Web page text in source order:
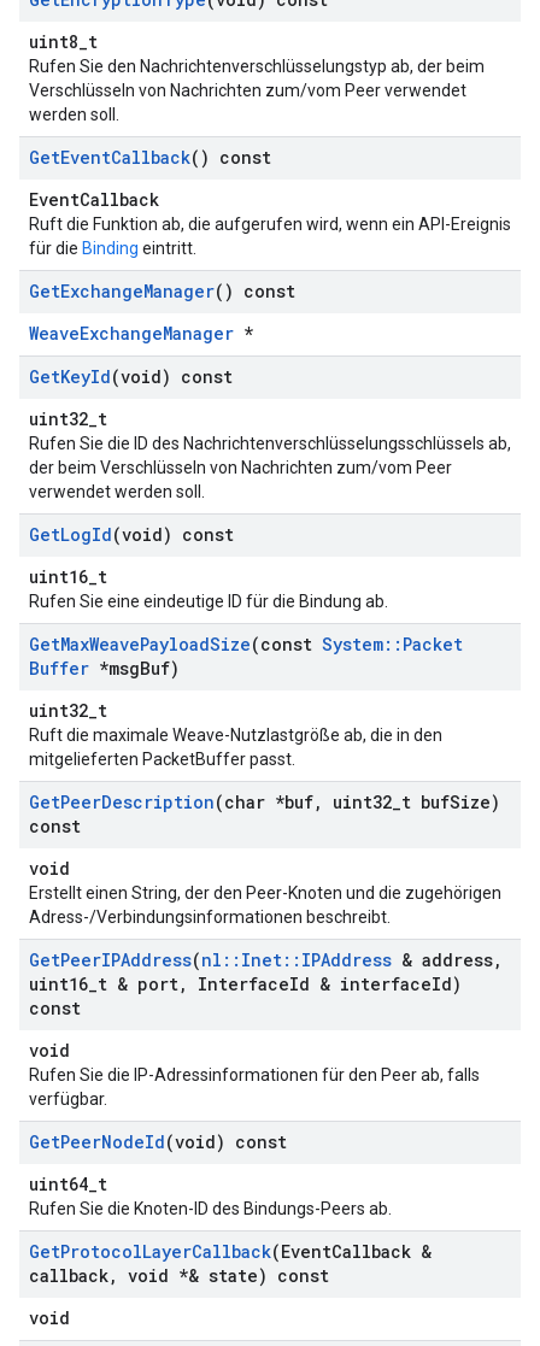
uint8_t
Rufen Sie den Nachrichtenverschlüsselungstyp ab, der beim
Verschlüsseln von Nachrichten zum/vom Peer verwendet
werden soll.
GetEventCallback() const
EventCallback
Ruft die Funktion ab, die aufgerufen wird, wenn ein API-Ereignis
für die Binding eintritt.
GetExchangeManager() const
WeaveExchangeManager *
GetKeyId(void) const
uint32_t
Rufen Sie die ID des Nachrichtenverschlüsselungsschlüssels ab,
der beim Verschlüsseln von Nachrichten zum/vom Peer
verwendet werden soll.
GetLogId(void) const
uint16_t
Rufen Sie eine eindeutige ID für die Bindung ab.
GetMaxWeavePayloadSize(const System:: Packet
Buffer *msgBuf)
uint32_t
Ruft die maximale Weave-Nutzlastgröße ab, die in den
mitgelieferten PacketBuffer passt.
GetPeerDescription(char *buf, uint32 t bufSize)
const
void
Erstellt einen String, der den Peer-Knoten und die zugehörigen
Adress-/Verbindungsinformationen beschreibt.
GetPeerIPAddress(nl :: Inet:: IPAddress & address,
uint16 t & port, InterfaceId & interfaceId)
const
void
Rufen Sie die IP-Adressinformationen für den Peer ab, falls
verfügbar.
GetPeerNodeId(void) const
uint64_t
Rufen Sie die Knoten-ID des Bindungs-Peers ab.
GetProtocolLayerCallback(EventCallback &
callback, void *& state) const
void